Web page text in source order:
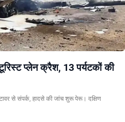
प्लेन क्रैश, 13 पर्यटकों की
से संपर्क, हादसे की जांच शुरू पेरू। दक्षिण